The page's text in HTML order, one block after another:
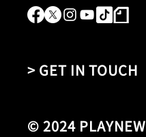
> GET IN TOUCH
© 2024 PLAYNEW